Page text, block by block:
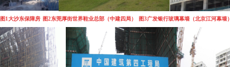
图1大沙东保障房 图2东莞厚街世界鞋业总部（中建四局） 图3广发银行玻璃幕墙（北京江河幕墙）